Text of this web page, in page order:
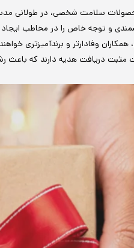
سلامت شخصی، در طولانی
و توجه خاص را در مخاطب
وفادارتر و برندآمیزتری
مثبت دریافت هدیه دارند که باعث